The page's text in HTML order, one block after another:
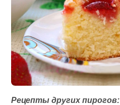
Рецепты других пирогов: